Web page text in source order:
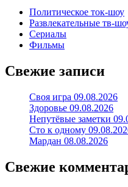
Политическое ток-шоу
Развлекательные тв-
Сериалы
Фильмы
Свежие записи
Своя игра 09.08.2026
Здоровье 09.08.2026
Непутёвые заметки
Сто к одному
Мардан 08.08.2026
Свежие